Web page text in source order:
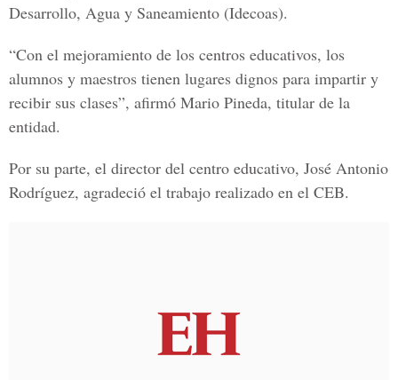
Desarrollo, Agua y Saneamiento (Idecoas).
“Con el mejoramiento de los centros educativos, los
alumnos y maestros tienen lugares dignos para impartir y
recibir sus clases”, afirmó Mario Pineda, titular de la
entidad.
Por su parte, el director del centro educativo, José Antonio
Rodríguez, agradeció el trabajo realizado en el CEB.